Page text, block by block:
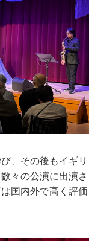
、その後もイギリ
々の公演に出演さ
国内外で高く評価